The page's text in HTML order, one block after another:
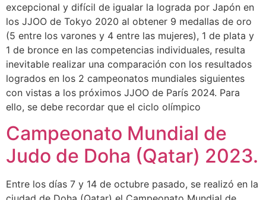
excepcional y difícil de igualar la lograda por Japón en
los JJOO de Tokyo 2020 al obtener 9 medallas de oro
(5 entre los varones y 4 entre las mujeres), 1 de plata y
1 de bronce en las competencias individuales, resulta
inevitable realizar una comparación con los resultados
logrados en los 2 campeonatos mundiales siguientes
con vistas a los próximos JJOO de París 2024. Para
ello, se debe recordar que el ciclo olímpico
Campeonato Mundial de
Judo de Doha (Qatar) 2023.
Entre los días 7 y 14 de octubre pasado, se realizó en la